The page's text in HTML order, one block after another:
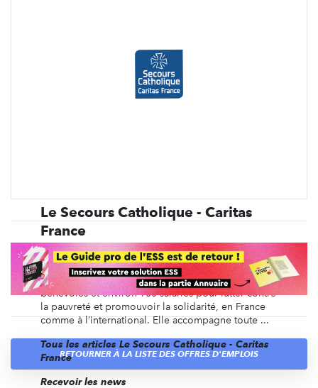
Le Secours Catholique - Caritas
France
Association loi 1901 à but non lucratif, reconnue
d’utilité publique depuis 1962, le Secours
Catholique‑Caritas France mobilise près de 58 000
bénévoles et environ 900 salariés pour lutter contre
la pauvreté et promouvoir la solidarité, en France
comme à l’international. Elle accompagne toute ...
Tous les articles Le Secours Catholique - Caritas
France
Recevoir les news
RETOURNER À LA LISTE DES OFFRES D'EMPLOIS